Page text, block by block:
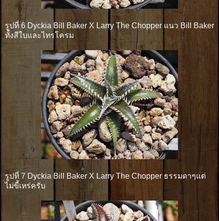
รูปที่ 6 Dyckia Bill Baker X Larry The Chopper แนว Bill Baker
ทั้งสีใบและไทรโครม
รูปที่ 7 Dyckia Bill Baker X Larry The Chopper ธรรมดาๆแต่
ไม่ขี้เหร่ครับ